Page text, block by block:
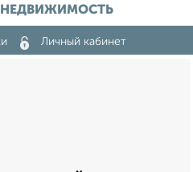
НЕДВИЖИМОСТЬ
Личный кабинет